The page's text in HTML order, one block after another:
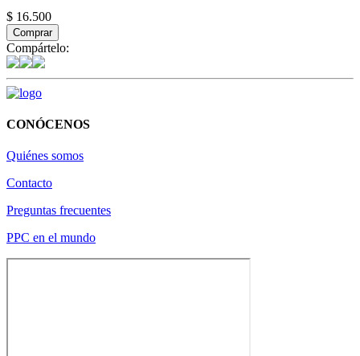
$ 16.500
Comprar
Compártelo:
CONÓCENOS
Quiénes somos
Contacto
Preguntas frecuentes
PPC en el mundo